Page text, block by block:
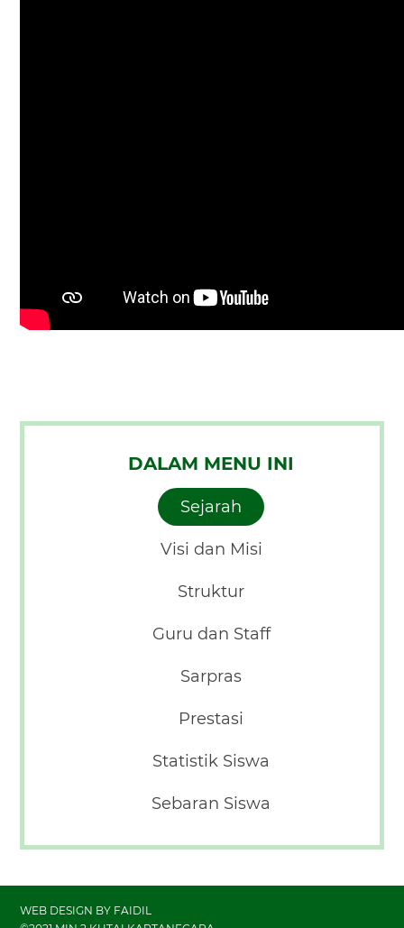
DALAM MENU INI
Sejarah
Visi dan Misi
Struktur
Guru dan Staff
Sarpras
Prestasi
Statistik Siswa
Sebaran Siswa
WEB DESIGN BY FAIDIL